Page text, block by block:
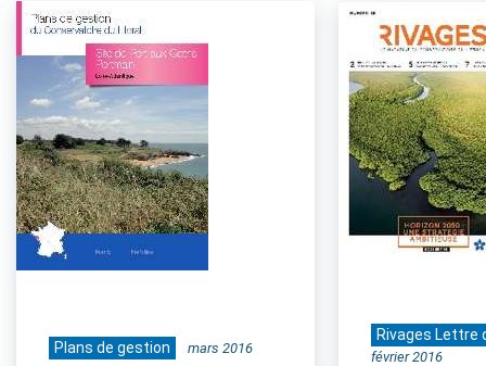
Plans de gestion mars 2016
Rivages Lettre
février 2016